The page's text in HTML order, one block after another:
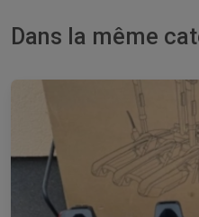
Dans la même